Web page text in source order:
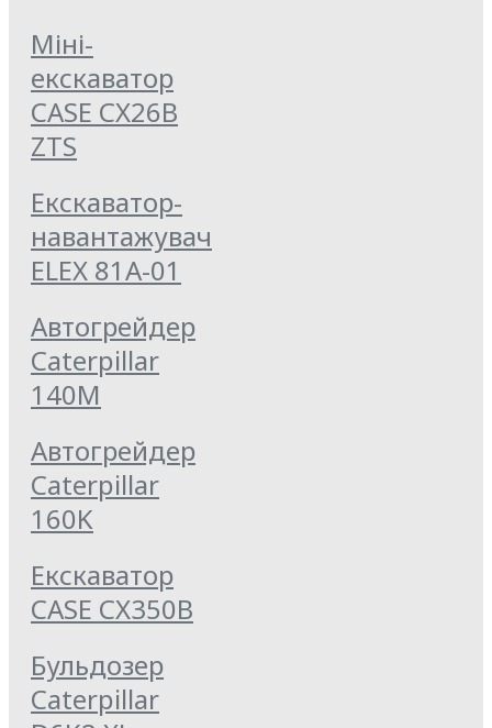
Міні-
екскаватор
CASE CX26B
ZTS
Екскаватор-
навантажувач
ELEX 81А-01
Автогрейдер
Caterpillar
140M
Автогрейдер
Caterpillar
160K
Екскаватор
CASE CX350B
Бульдозер
Caterpillar